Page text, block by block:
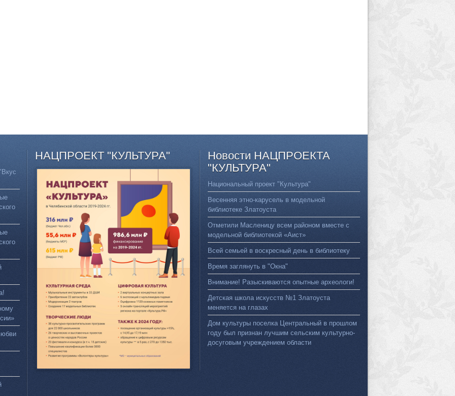
НАЦПРОЕКТ "КУЛЬТУРА" Новости НАЦПРОЕКТА
"КУЛЬТУРА"
Национальный проект "Культура"
Весенняя этно-карусель в модельной
библиотеке Златоуста
Отметили Масленицу всем районом вместе с
модельной библиотекой «Аист»
Всей семьей в воскресный день в библиотеку
Время заглянуть в "Окна"
Внимание! Разыскиваются опытные археологи!
Детская школа искусств №1 Златоуста
меняется на глазах
Дом культуры поселка Центральный в прошлом
году был признан лучшим сельским культурно-
досуговым учреждением области